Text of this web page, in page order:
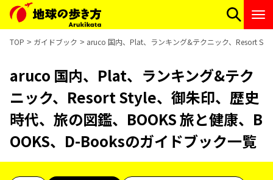
TOP ガイドブック aruco 国内、Plat、ランキング&テクニック、Resort
aruco 国内、Plat、ランキング&テク
ニック、Resort Style、御朱印、歴史
時代、旅の図鑑、BOOKS 旅と健康、B
OOKS、D-Booksのガイドブック一覧